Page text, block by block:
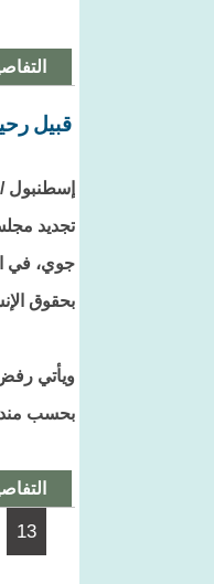
قبيل
إسطنبول
تجديد
جوي، في
بحقوق
ويأتي رفض
بحسب
الصفحات
13